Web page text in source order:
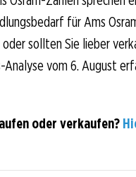
für Ams
oder sollten Sie lieber
vom 6. August
oder verkaufen?